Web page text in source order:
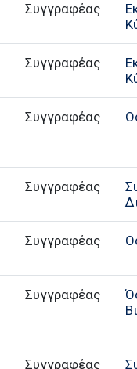
Συγγραφέας
Συγγραφέας
Συγγραφέας
Συγγραφέας
Συγγραφέας
Συγγραφέας
Συγγραφέας